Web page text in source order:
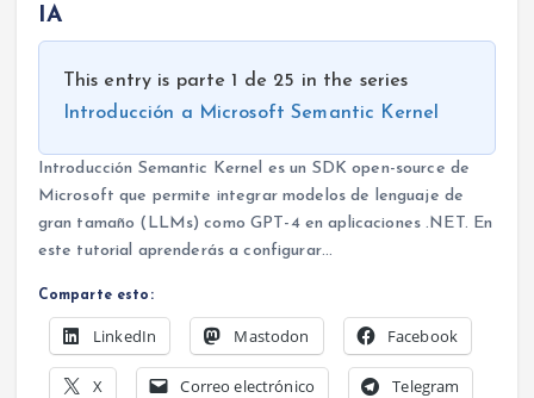
IA
This entry is parte 1 de 25 in the series
Introducción a Microsoft Semantic Kernel
Introducción Semantic Kernel es un SDK open-source de
Microsoft que permite integrar modelos de lenguaje de
gran tamaño (LLMs) como GPT-4 en aplicaciones .NET. En
este tutorial aprenderás a configurar…
Comparte esto:
LinkedIn Mastodon Facebook
X Correo electrónico Telegram